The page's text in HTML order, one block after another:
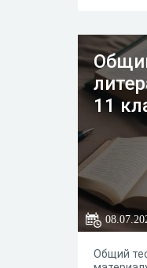
11
Общий